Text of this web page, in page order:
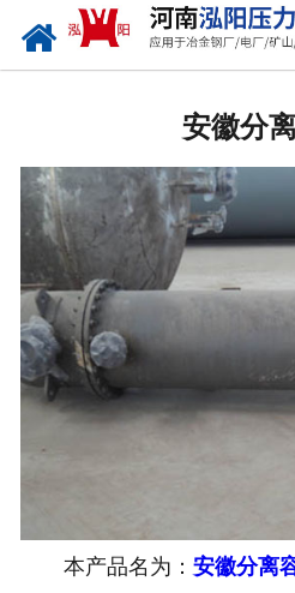
网
安
安
安
安徽分
本产品名为： 安徽分离